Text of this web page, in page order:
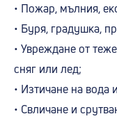
• Пожар, мълния,
• Буря, градушка,
• Увреждане от
сняг или лед;
• Изтичане на вода
• Свличане и